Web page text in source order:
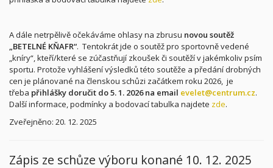
A dále netrpělivě očekáváme ohlasy na zbrusu novou soutěž
„BETELNÉ KŇAFR“. Tentokrát jde o soutěž pro sportovně vedené
„kníry“, kteří/které se zúčastňují zkoušek či soutěží v jakémkoliv psím
sportu. Protože vyhlášení výsledků této soutěže a předání drobných
cen je plánované na členskou schůzi začátkem roku 2026, je
třeba přihlášky doručit do 5. 1. 2026 na email evelet@centrum.cz.
Další informace, podmínky a bodovací tabulka najdete zde.
Zveřejněno: 20. 12. 2025
Zápis ze schůze výboru konané 10. 12. 2025